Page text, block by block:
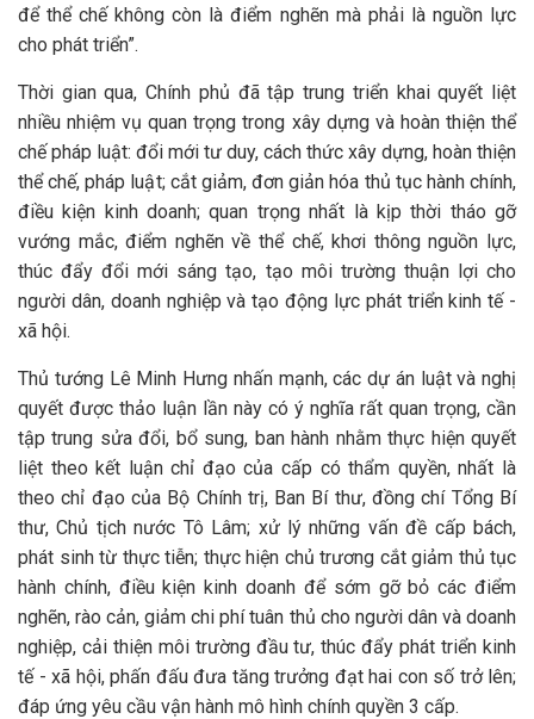
để thể chế không còn là điểm nghẽn mà phải là nguồn lực
cho phát triển”.
Thời gian qua, Chính phủ đã tập trung triển khai quyết liệt
nhiều nhiệm vụ quan trọng trong xây dựng và hoàn thiện thể
chế pháp luật: đổi mới tư duy, cách thức xây dựng, hoàn thiện
thể chế, pháp luật; cắt giảm, đơn giản hóa thủ tục hành chính,
điều kiện kinh doanh; quan trọng nhất là kịp thời tháo gỡ
vướng mắc, điểm nghẽn về thể chế, khơi thông nguồn lực,
thúc đẩy đổi mới sáng tạo, tạo môi trường thuận lợi cho
người dân, doanh nghiệp và tạo động lực phát triển kinh tế -
xã hội.
Thủ tướng Lê Minh Hưng nhấn mạnh, các dự án luật và nghị
quyết được thảo luận lần này có ý nghĩa rất quan trọng, cần
tập trung sửa đổi, bổ sung, ban hành nhằm thực hiện quyết
liệt theo kết luận chỉ đạo của cấp có thẩm quyền, nhất là
theo chỉ đạo của Bộ Chính trị, Ban Bí thư, đồng chí Tổng Bí
thư, Chủ tịch nước Tô Lâm; xử lý những vấn đề cấp bách,
phát sinh từ thực tiễn; thực hiện chủ trương cắt giảm thủ tục
hành chính, điều kiện kinh doanh để sớm gỡ bỏ các điểm
nghẽn, rào cản, giảm chi phí tuân thủ cho người dân và doanh
nghiệp, cải thiện môi trường đầu tư, thúc đẩy phát triển kinh
tế - xã hội, phấn đấu đưa tăng trưởng đạt hai con số trở lên;
đáp ứng yêu cầu vận hành mô hình chính quyền 3 cấp.